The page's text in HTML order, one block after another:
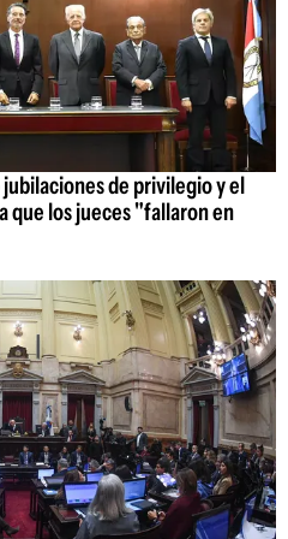
de privilegio y el
que los jueces "fallaron en